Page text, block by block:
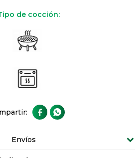
de cocción:
 
Envíos